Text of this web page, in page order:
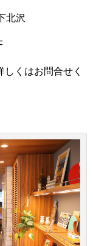
北沢
くはお問合せく